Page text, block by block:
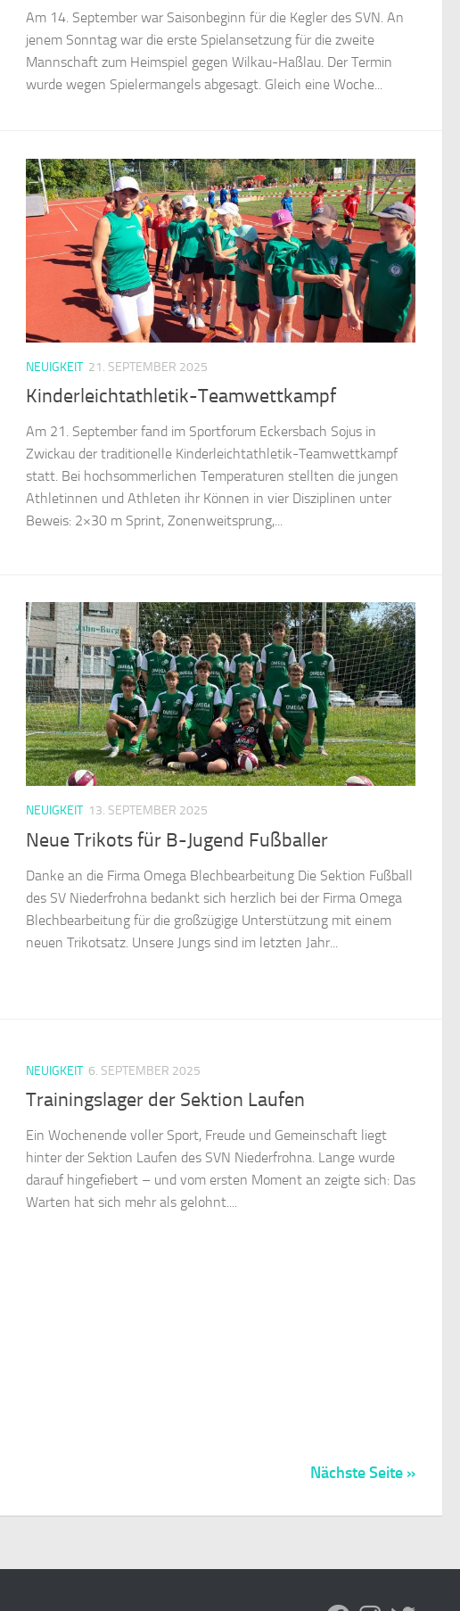
Am 14. September war Saisonbeginn für die Kegler des SVN. An
jenem Sonntag war die erste Spielansetzung für die zweite
Mannschaft zum Heimspiel gegen Wilkau-Haßlau. Der Termin
wurde wegen Spielermangels abgesagt. Gleich eine Woche...
NEUIGKEIT 21. SEPTEMBER 2025
Kinderleichtathletik-Teamwettkampf
Am 21. September fand im Sportforum Eckersbach Sojus in
Zwickau der traditionelle Kinderleichtathletik-Teamwettkampf
statt. Bei hochsommerlichen Temperaturen stellten die jungen
Athletinnen und Athleten ihr Können in vier Disziplinen unter
Beweis: 2×30 m Sprint, Zonenweitsprung,...
NEUIGKEIT 13. SEPTEMBER 2025
Neue Trikots für B-Jugend Fußballer
Danke an die Firma Omega Blechbearbeitung Die Sektion Fußball
des SV Niederfrohna bedankt sich herzlich bei der Firma Omega
Blechbearbeitung für die großzügige Unterstützung mit einem
neuen Trikotsatz. Unsere Jungs sind im letzten Jahr...
NEUIGKEIT 6. SEPTEMBER 2025
Trainingslager der Sektion Laufen
Ein Wochenende voller Sport, Freude und Gemeinschaft liegt
hinter der Sektion Laufen des SVN Niederfrohna. Lange wurde
darauf hingefiebert – und vom ersten Moment an zeigte sich: Das
Warten hat sich mehr als gelohnt....
Nächste Seite »